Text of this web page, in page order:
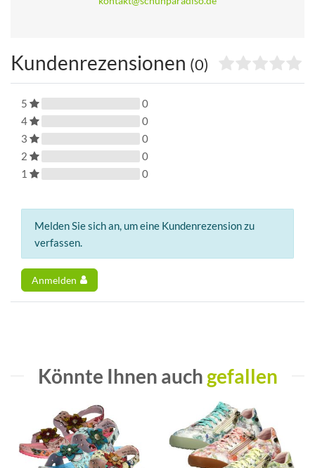
Kundenrezensionen (0)
5
0
4
0
3
0
2
0
1
0
Melden Sie sich an, um eine Kundenrezension zu
verfassen.
Anmelden
Könnte Ihnen auch gefallen